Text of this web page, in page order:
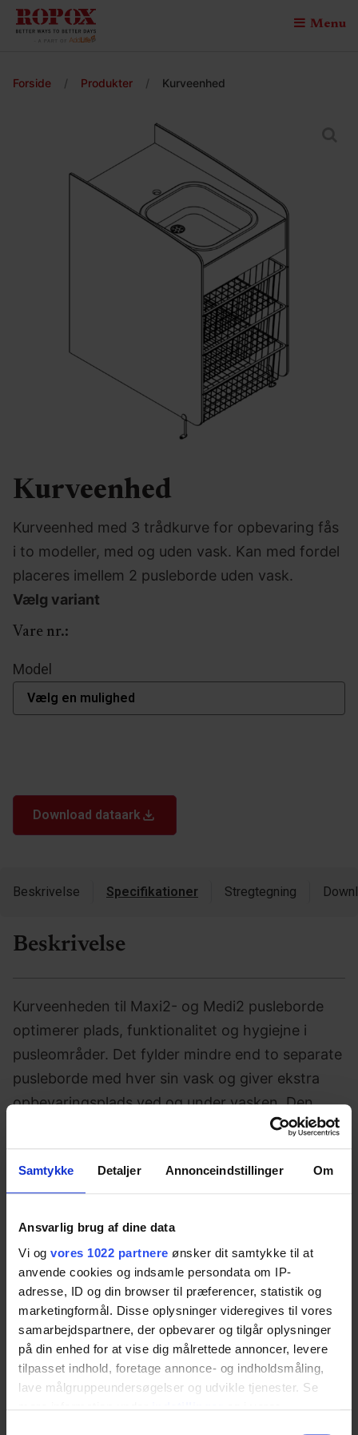
Samtykke Detaljer Annonceindstillinger Om
Ansvarlig brug af dine data
Vi og vores 1022 partnere ønsker dit samtykke til at
anvende cookies og indsamle persondata om IP-
adresse, ID og din browser til præferencer, statistik og
marketingformål. Disse oplysninger videregives til vores
samarbejdspartnere, der opbevarer og tilgår oplysninger
på din enhed for at vise dig målrettede annoncer, levere
tilpasset indhold, foretage annonce- og indholdsmåling,
lave målgruppeundersøgelser og udvikle tjenester. Se
Menu
Forside / Produkter / Kurveenhed
Kurveenhed
Kurveenhed med 3 trådkurve for opbevaring fås
i to modeller, med og uden vask. Kan med fordel
placeres imellem 2 pusleborde uden vask.
Vælg variant
Vare nr.:
Model
Download dataark
Beskrivelse Specifikationer Stregtegning
Beskrivelse
Kurveenheden til Maxi2- og Medi2 pusleborde
optimerer plads, funktionalitet og hygiejne i
pusleområder. Det fylder mindre end to separate
pusleborde med hver sin vask og giver ekstra
opbevaringsplads ved og under vasken. Den
faste vask med fast afløb forbedrer hygiejnen
ved at eliminere risikoen for utætheder. Samtidig
øges sikkerheden, da der ikke er risiko for at få
fingre i klemme mellem to pusleborde.
Kombinationen af puslebord + kurveenhed sikrer
også en bedre kapacitetsudnyttelse, da to
pusleborde og én vask er integreret i samme
lokale, hvilket skaber et mere effektivt
arbejdsområde.
Specifikationer